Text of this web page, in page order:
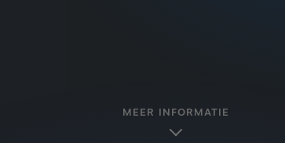
MEER INFORMATIE